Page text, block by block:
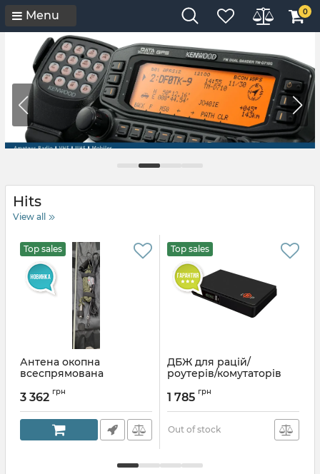
Menu 0
Hits
View all
Top sales
Антена окопна
всеспрямована
Article: АШДВ-150
3 362 грн
Top sales
ДБЖ для рацій/
роутерів/комутаторів
Article: 22898
1 785 грн
Out of stock